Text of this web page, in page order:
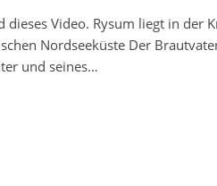
Video. Rysum liegt in der
Nordseeküste Der
und seines…